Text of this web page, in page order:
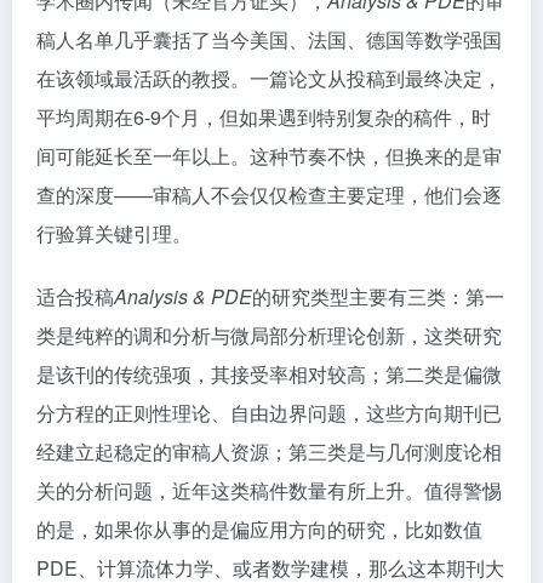
稿人名单几乎囊括了当今美国、法国、德国等数学强国
在该领域最活跃的教授。一篇论文从投稿到最终决定，
平均周期在6-9个月，但如果遇到特别复杂的稿件，时
间可能延长至一年以上。这种节奏不快，但换来的是审
查的深度——审稿人不会仅仅检查主要定理，他们会逐
行验算关键引理。
适合投稿Analysis & PDE的研究类型主要有三类：第一
类是纯粹的调和分析与微局部分析理论创新，这类研究
是该刊的传统强项，其接受率相对较高；第二类是偏微
分方程的正则性理论、自由边界问题，这些方向期刊已
经建立起稳定的审稿人资源；第三类是与几何测度论相
关的分析问题，近年这类稿件数量有所上升。值得警惕
的是，如果你从事的是偏应用方向的研究，比如数值
PDE、计算流体力学、或者数学建模，那么这本期刊大